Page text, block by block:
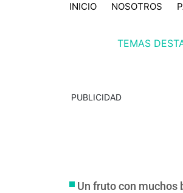
INICIO NOSOTROS
TEMAS
PUBLICIDAD
Un fruto con muchos